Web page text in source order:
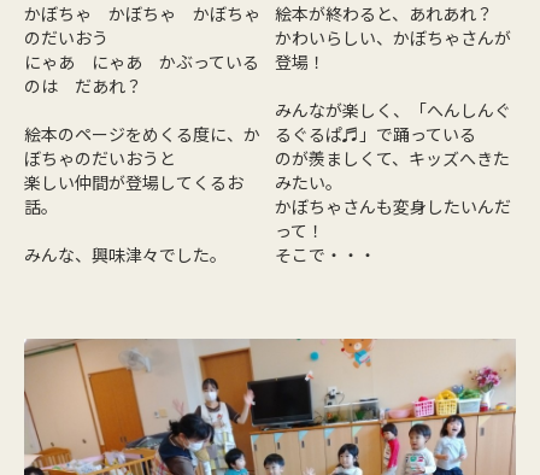
かぼちゃ かぼちゃ かぼちゃ
のだいおう
にゃあ にゃあ かぶっている
のは だあれ？
絵本のページをめくる度に、か
ぼちゃのだいおうと
楽しい仲間が登場してくるお
話。
みんな、興味津々でした。
絵本が終わると、あれあれ？
かわいらしい、かぼちゃさんが
登場！
みんなが楽しく、「へんしんぐ
るぐるぱ♬」で踊っている
のが羨ましくて、キッズへきた
みたい。
かぼちゃさんも変身したいんだ
って！
そこで・・・